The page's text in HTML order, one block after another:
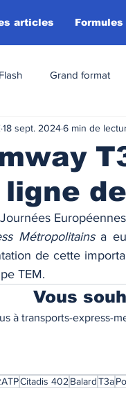
articles
Flash Grand format
18 sept. 20246 min de
Métropolitains a
de cette
TEM.
Vous
à transports-express-
Citadis 402 BalardT3a